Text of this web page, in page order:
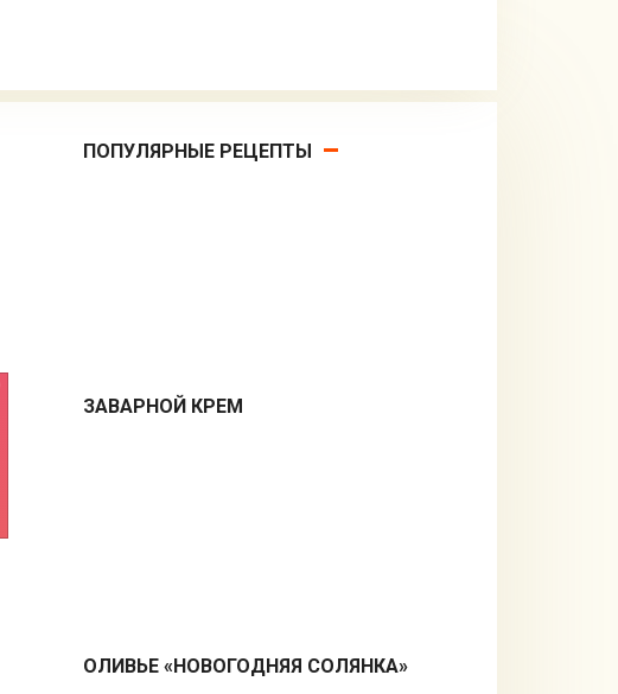
ПОПУЛЯРНЫЕ РЕЦЕПТЫ
ЗАВАРНОЙ КРЕМ
ОЛИВЬЕ «НОВОГОДНЯЯ СОЛЯНКА»